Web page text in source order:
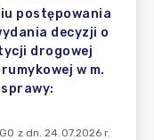
postępowania
decyzji o
drogowej
w m.
z dn. 24.07.2026 r.